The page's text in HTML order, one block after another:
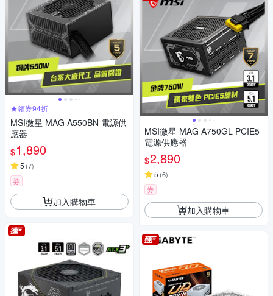
★領券94折
MSI微星 MAG A550BN 電源供
應器
$1,890
5 (7)
券
加入購物車
MSI微星 MAG A750GL PCIE5
電源供應器
$2,890
5 (6)
券
加入購物車